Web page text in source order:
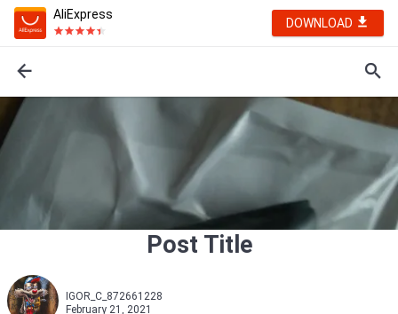
AliExpress
DOWNLOAD
Post Title
IGOR_C_872661228
February 21, 2021